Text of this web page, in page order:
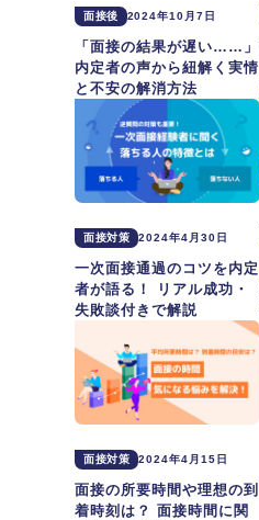
面接後 2024年10月7日
「面接の結果が遅い……」
内定者の声から紐解く実情
と不安の解消方法
面接対策 2024年4月30日
一次面接通過のコツを内定
者が語る！ リアル成功・
失敗談付きで解説
面接対策 2024年4月15日
面接の所要時間や理想の到
着時刻は？ 面接時間に関